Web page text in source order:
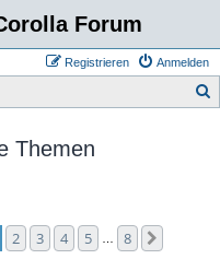
Forum
Anmelden
Registrieren
Themen
von
2 3 4 5 8